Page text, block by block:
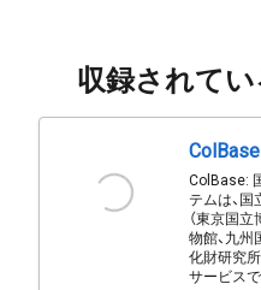
収録されて
ColBase
ColBase:
テムは、
（東京国
物館、九州
化財研究
サービスで